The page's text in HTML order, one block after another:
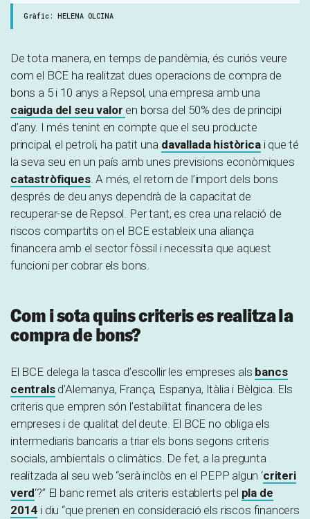
Gràfic: HELENA OLCINA
De tota manera, en temps de pandèmia, és curiós veure
com el BCE ha realitzat dues operacions de compra de
bons a 5 i 10 anys a Repsol, una empresa amb una
caiguda del seu valor en borsa del 50% des de principi
d’any. I més tenint en compte que el seu producte
principal, el petroli, ha patit una davallada històricai que té
la seva seu en un país amb unes previsions econòmiques
catastròfiques. A més, el retorn de l’import dels bons
després de deu anys dependrà de la capacitat de
recuperar-se de Repsol. Per tant, es crea una relació de
riscos compartits on el BCE estableix una aliança
financera amb el sector fòssil i necessita que aquest
funcioni per cobrar els bons.
Com i sota quins criteris es realitza la
compra de bons?
El BCE delega la tasca d’escollir les empreses als bancs
centralsd’Alemanya, França, Espanya, Itàlia i Bèlgica. Els
criteris que empren són l’estabilitat financera de les
empreses i de qualitat del deute. El BCE no obliga els
intermediaris bancaris a triar els bons segons criteris
socials, ambientals o climàtics. De fet, a la pregunta
realitzada al seu web “serà inclòs en el PEPP algun ‘criteri
verd‘?” El banc remet als criteris establerts pel pla de
2014 i diu “que prenen en consideració els riscos financers